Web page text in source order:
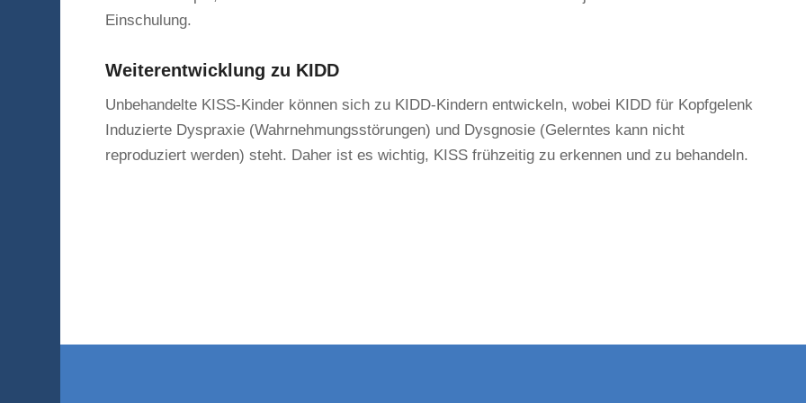
Einschulung.
Weiterentwicklung zu KIDD
Unbehandelte KISS-Kinder können sich zu KIDD-Kindern entwickeln, wobei KIDD für Kopfgelenk
Induzierte Dyspraxie (Wahrnehmungsstörungen) und Dysgnosie (Gelerntes kann nicht
reproduziert werden) steht. Daher ist es wichtig, KISS frühzeitig zu erkennen und zu behandeln.